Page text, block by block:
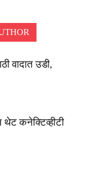
वादात उडी,
थेट कनेक्टिव्हीटी